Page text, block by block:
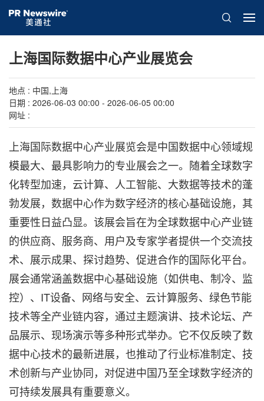
上海国际数据中心产业展览会
地点 : 中国,上海
日期 : 2026-06-03 00:00 - 2026-06-05 00:00
网址 :
上海国际数据中心产业展览会是中国数据中心领域规
模最大、最具影响力的专业展会之一。随着全球数字
化转型加速，云计算、人工智能、大数据等技术的蓬
勃发展，数据中心作为数字经济的核心基础设施，其
重要性日益凸显。该展会旨在为全球数据中心产业链
的供应商、服务商、用户及专家学者提供一个交流技
术、展示成果、探讨趋势、促进合作的国际化平台。
展会通常涵盖数据中心基础设施（如供电、制冷、监
控）、IT设备、网络与安全、云计算服务、绿色节能
技术等全产业链内容，通过主题演讲、技术论坛、产
品展示、现场演示等多种形式举办。它不仅反映了数
据中心技术的最新进展，也推动了行业标准制定、技
术创新与产业协同，对促进中国乃至全球数字经济的
可持续发展具有重要意义。